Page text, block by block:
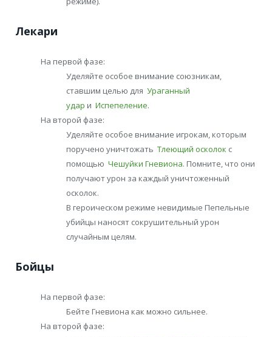
Лекари
На первой фазе:
Уделяйте особое внимание союзникам,
ставшим целью для Ураганный
удар и Испепеление.
На второй фазе:
Уделяйте особое внимание игрокам, которым
поручено уничтожать Тлеющий осколок с
помощью Чешуйки Гневиона. Помните, что они
получают урон за каждый уничтоженный
осколок.
В героическом режиме невидимые Пепельные
убийцы наносят сокрушительный урон
случайным целям.
Бойцы
На первой фазе:
Бейте Гневиона как можно сильнее.
На второй фазе: